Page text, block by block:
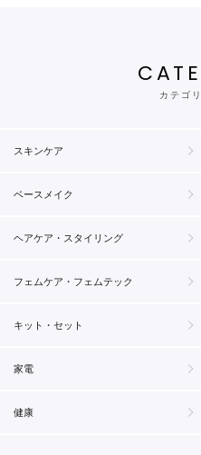
カテゴ
スキンケア
ベースメイク
ヘアケア・スタイリング
フェムケア・フェムテック
キット・セット
家電
健康